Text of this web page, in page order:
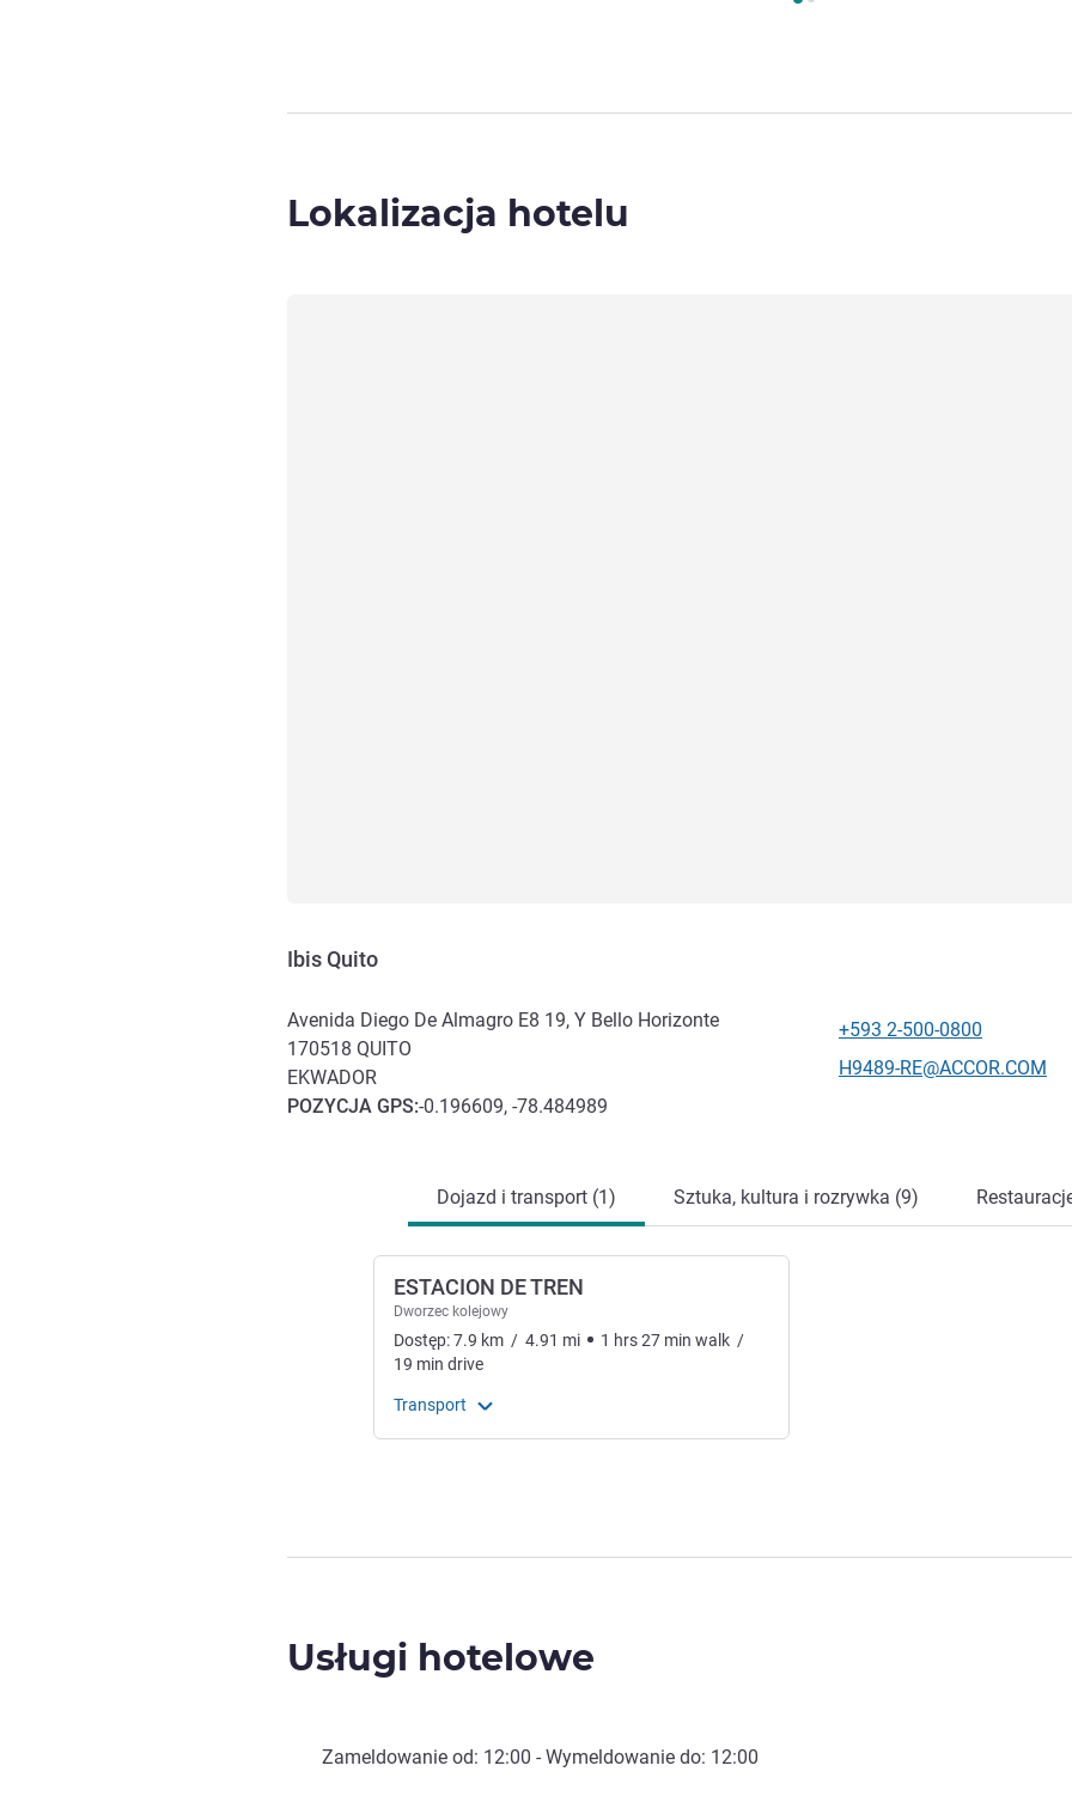
Lokalizacja hotelu
Ibis Quito
Avenida Diego De Almagro E8 19, Y Bello Horizonte
170518 QUITO
EKWADOR
POZYCJA GPS:-0.196609, -78.484989
Telefon
+593 2-500-0800
Kontaktowy adres e-mail
H9489-RE@ACCOR.COM
Dojazd i transport (1) Sztuka, kultura i rozrywka (9)
ESTACION DE TREN
Dworzec kolejowy
Dostęp:7.9 km / 4.91 mi 1 hrs27 min walk /
19 min drive
Transport
Usługi hotelowe
Zameldowanie od: 12:00 - Wymeldowanie do: 12:00